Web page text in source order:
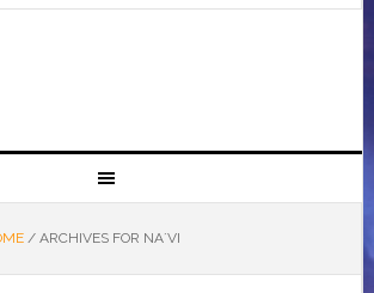
/ARCHIVES FOR NA´VI